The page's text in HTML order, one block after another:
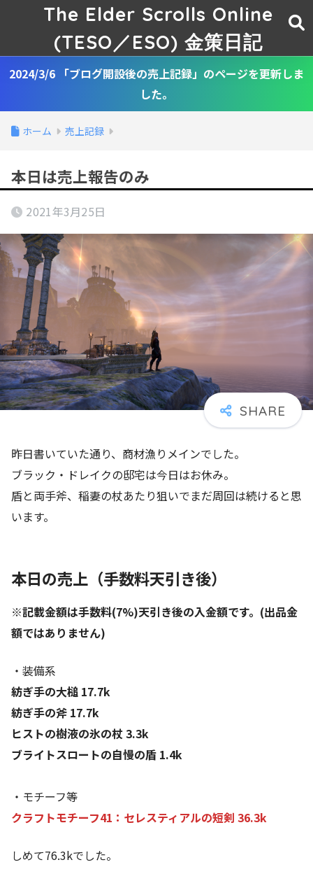
The Elder Scrolls Online
(TESO／ESO) 金策日記
2024/3/6 「ブログ開設後の売上記録」のページを更新しま
した。
ホーム 売上記録
本日は売上報告のみ
2021年3月25日
昨日書いていた通り、商材漁りメインでした。
ブラック・ドレイクの邸宅は今日はお休み。
盾と両手斧、稲妻の杖あたり狙いでまだ周回は続けると思
います。
本日の売上（手数料天引き後）
※記載金額は手数料(7%)天引き後の入金額です。(出品金
額ではありません)
・装備系
紡ぎ手の大槌 17.7k
紡ぎ手の斧 17.7k
ヒストの樹液の氷の杖 3.3k
ブライトスロートの自慢の盾 1.4k
・モチーフ等
クラフトモチーフ41：セレスティアルの短剣 36.3k
しめて76.3kでした。